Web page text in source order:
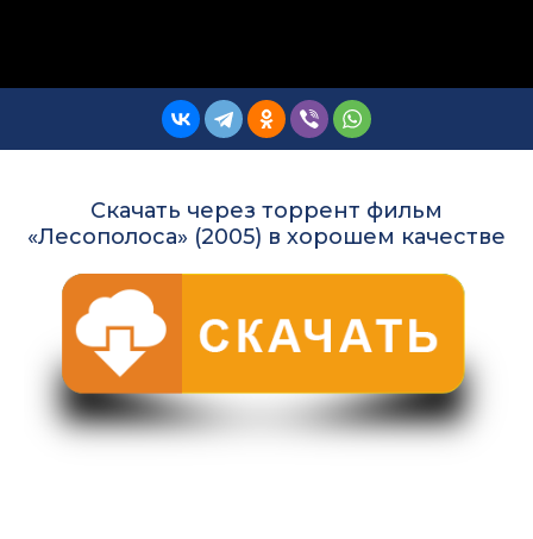
Скачать через торрент фильм
«Лесополоса» (2005) в хорошем качестве